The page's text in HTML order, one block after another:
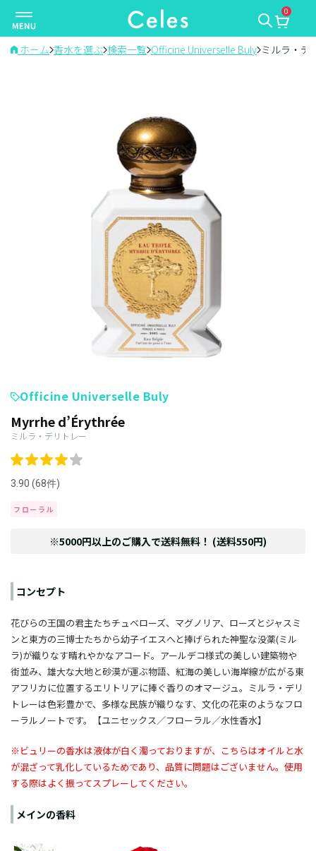
ナ
ビ
ゲ
0
ホーム 香水を選ぶ 検索一覧 Officine Universelle Buly ミルラ・デ
Officine Universelle Buly
Myrrhe d’Érythrée
ミルラ・デリトレー
3.90 (68件)
フローラル
※5000円以上のご購入で送料無料！ (送料550円)
コンセプト
花びらの王国の君主たちチュベローズ、マグノリア、ローズとジャスミ
ンと東方の三博士たちから幼子イエスへと捧げられた神聖な没薬(ミル
ラ)が織りなす晴れやかなアコード。アールデコ様式の美しい建築物や
街並み、雄大な大地と砂漠が運ぶ物語、紅海の美しい海岸線が広がる東
アフリカに位置するエリトリアに捧ぐ香りのオマージュ。ミルラ・デリ
トレーは色彩豊かで、多様な民族が織りなす、文化の花束のようなフロ
ーラルノートです。【ユニセックス／フローラル／水性香水】
※ビュリーの香水は液体が白く濁っておりますが、こちらはオイルと水
が混ざって乳化しているためであり、品質に問題はございません。使用
する際はよく振ってスプレーしてください。
メインの香料